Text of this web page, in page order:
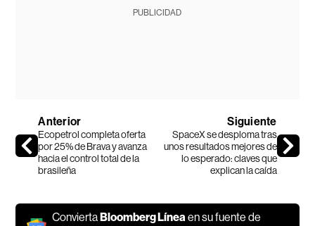
PUBLICIDAD
Anterior
Ecopetrol completa oferta
por 25% de Brava y avanza
hacia el control total de la
brasileña
Siguiente
SpaceX se desploma tras
unos resultados mejores de
lo esperado: claves que
explican la caída
Convierta Bloomberg Líneaen su fuente de